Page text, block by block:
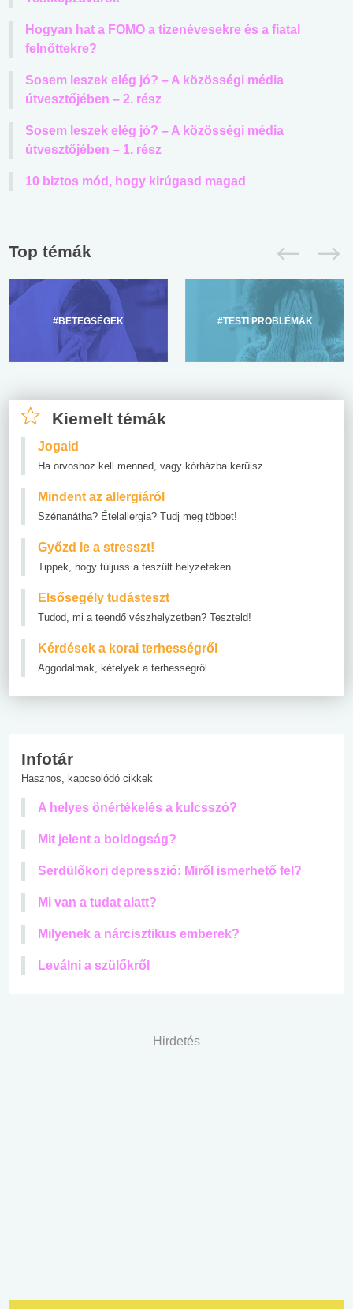
Hogyan hat a FOMO a tizenévesekre és a fiatal
felnőttekre?
Sosem leszek elég jó? – A közösségi média
útvesztőjében – 2. rész
Sosem leszek elég jó? – A közösségi média
útvesztőjében – 1. rész
10 biztos mód, hogy kirúgasd magad
Top témák
#BETEGSÉGEK #TESTI PROBLÉMÁK
Kiemelt témák
Jogaid
Ha orvoshoz kell menned, vagy kórházba kerülsz
Mindent az allergiáról
Szénanátha? Ételallergia? Tudj meg többet!
Győzd le a stresszt!
Tippek, hogy túljuss a feszült helyzeteken.
Elsősegély tudásteszt
Tudod, mi a teendő vészhelyzetben? Teszteld!
Kérdések a korai terhességről
Aggodalmak, kételyek a terhességről
Infotár
Hasznos, kapcsolódó cikkek
A helyes önértékelés a kulcsszó?
Mit jelent a boldogság?
Serdülőkori depresszió: Miről ismerhető fel?
Mi van a tudat alatt?
Milyenek a nárcisztikus emberek?
Leválni a szülőkről
Hirdetés